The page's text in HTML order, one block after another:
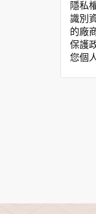
隱私
識別
的廠
保護
您個
為了
於一
當客